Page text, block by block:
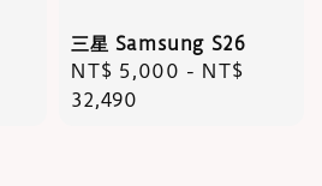
三星 Samsung S26
Regular
price
NT$ 5,000 - NT$
32,490